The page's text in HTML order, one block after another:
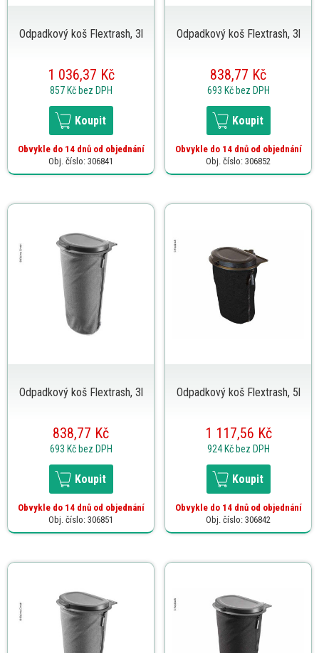
Odpadkový koš Flextrash, 3l
1 036,37 Kč
857 Kč bez DPH
Koupit
Obvykle do 14 dnů od objednání
Obj. číslo: 306841
Odpadkový koš Flextrash, 3l
838,77 Kč
693 Kč bez DPH
Koupit
Obvykle do 14 dnů od objednání
Obj. číslo: 306852
Odpadkový koš Flextrash, 3l
838,77 Kč
693 Kč bez DPH
Koupit
Obvykle do 14 dnů od objednání
Obj. číslo: 306851
Odpadkový koš Flextrash, 5l
1 117,56 Kč
924 Kč bez DPH
Koupit
Obvykle do 14 dnů od objednání
Obj. číslo: 306842